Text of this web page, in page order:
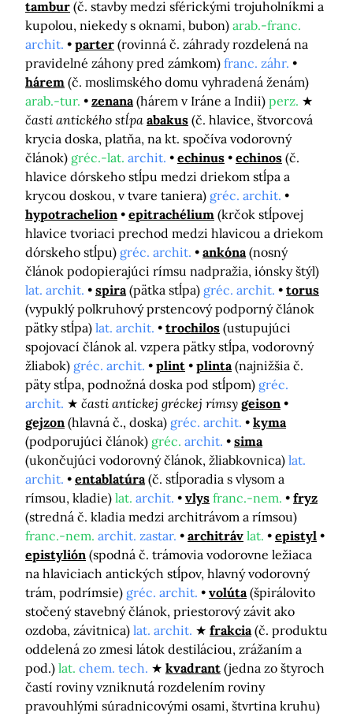
tambur (č. stavby medzi sférickými trojuholníkmi a
kupolou, niekedy s oknami, bubon) arab.-franc.
archit.
parter (rovinná č. záhrady rozdelená na
pravidelné záhony pred zámkom) franc. záhr.
hárem (č. moslimského domu vyhradená ženám)
arab.-tur.
zenana (hárem v Iráne a Indii) perz.
časti antického stĺpa abakus (č. hlavice, štvorcová
krycia doska, platňa, na kt. spočíva vodorovný
článok) gréc.-lat. archit. echinus echinos (č.
hlavice dórskeho stĺpu medzi driekom stĺpa a
krycou doskou, v tvare taniera) gréc. archit.
hypotrachelion
epitrachélium (krčok stĺpovej
hlavice tvoriaci prechod medzi hlavicou a driekom
dórskeho stĺpu) gréc. archit. ankóna (nosný
článok podopierajúci rímsu nadpražia, iónsky štýl)
lat. archit.
spira (pätka stĺpa) gréc. archit.
torus
(vypuklý polkruhový prstencový podporný článok
pätky stĺpa) lat. archit. trochilos (ustupujúci
spojovací článok al. vzpera pätky stĺpa, vodorovný
žliabok) gréc. archit. plint plinta (najnižšia č.
päty stĺpa, podnožná doska pod stĺpom) gréc.
archit.
časti antickej gréckej rímsy geison
gejzon (hlavná č., doska) gréc. archit.
kyma
(podporujúci článok) gréc. archit.
sima
(ukončujúci vodorovný článok, žliabkovnica) lat.
archit.
entablatúra (č. stĺporadia s vlysom a
rímsou, kladie) lat. archit. vlys franc.-nem.
fryz
(stredná č. kladia medzi architrávom a rímsou)
franc.-nem. archit. zastar. architráv lat.
epistyl
epistylión (spodná č. trámovia vodorovne ležiaca
na hlaviciach antických stĺpov, hlavný vodorovný
trám, podrímsie) gréc. archit. volúta (špirálovito
stočený stavebný článok, priestorový závit ako
ozdoba, závitnica) lat. archit. frakcia (č. produktu
oddelená zo zmesi látok destiláciou, zrážaním a
pod.) lat. chem. tech. kvadrant (jedna zo štyroch
častí roviny vzniknutá rozdelením roviny
pravouhlými súradnicovými osami, štvrtina kruhu)